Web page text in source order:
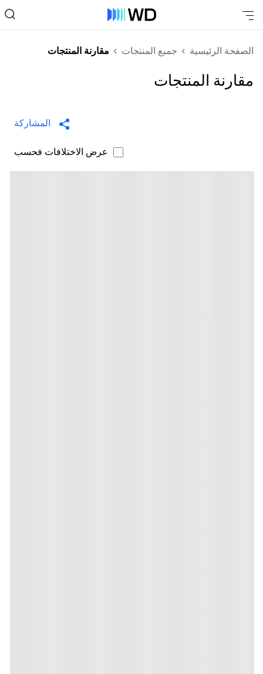
الصفحة الرئيسية جميع المنتجات مقارنة المنتجات
مقارنة المنتجات
المشاركة
عرض الاختلافات فحسب